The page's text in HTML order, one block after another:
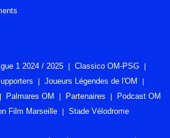
1 2024 / 2025
Classico OM-PSG
Joueurs Légendes de l'OM
Palmares OM Partenaires
Podcast OM
Film Marseille
Stade Vélodrome